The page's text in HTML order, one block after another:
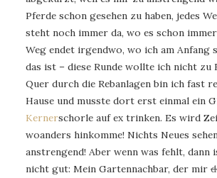
Pferde schon gesehen zu haben, jedes
steht noch immer da, wo es schon
Weg endet irgendwo, wo ich am Anfang
das ist – diese Runde wollte ich nicht zu
Quer durch die Rebanlagen bin ich fast
Hause und musste dort erst einmal ein
Kernerschorle auf ex trinken. Es wird
woanders hinkomme! Nichts Neues
anstrengend! Aber wenn was fehlt, dann
nicht gut: Mein Gartennachbar, der mir